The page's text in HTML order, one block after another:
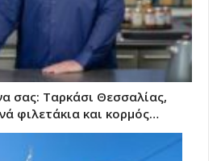
σας: Ταρκάσι Θεσσαλίας,
φιλετάκια και κορμός…